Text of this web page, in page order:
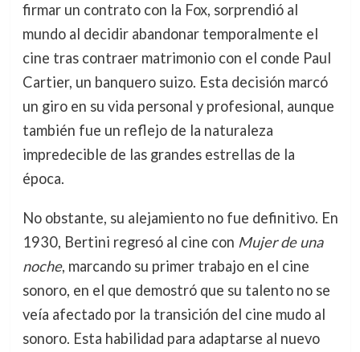
firmar un contrato con la Fox, sorprendió al
mundo al decidir abandonar temporalmente el
cine tras contraer matrimonio con el conde Paul
Cartier, un banquero suizo. Esta decisión marcó
un giro en su vida personal y profesional, aunque
también fue un reflejo de la naturaleza
impredecible de las grandes estrellas de la
época.
No obstante, su alejamiento no fue definitivo. En
1930, Bertini regresó al cine con Mujer de una
noche, marcando su primer trabajo en el cine
sonoro, en el que demostró que su talento no se
veía afectado por la transición del cine mudo al
sonoro. Esta habilidad para adaptarse al nuevo